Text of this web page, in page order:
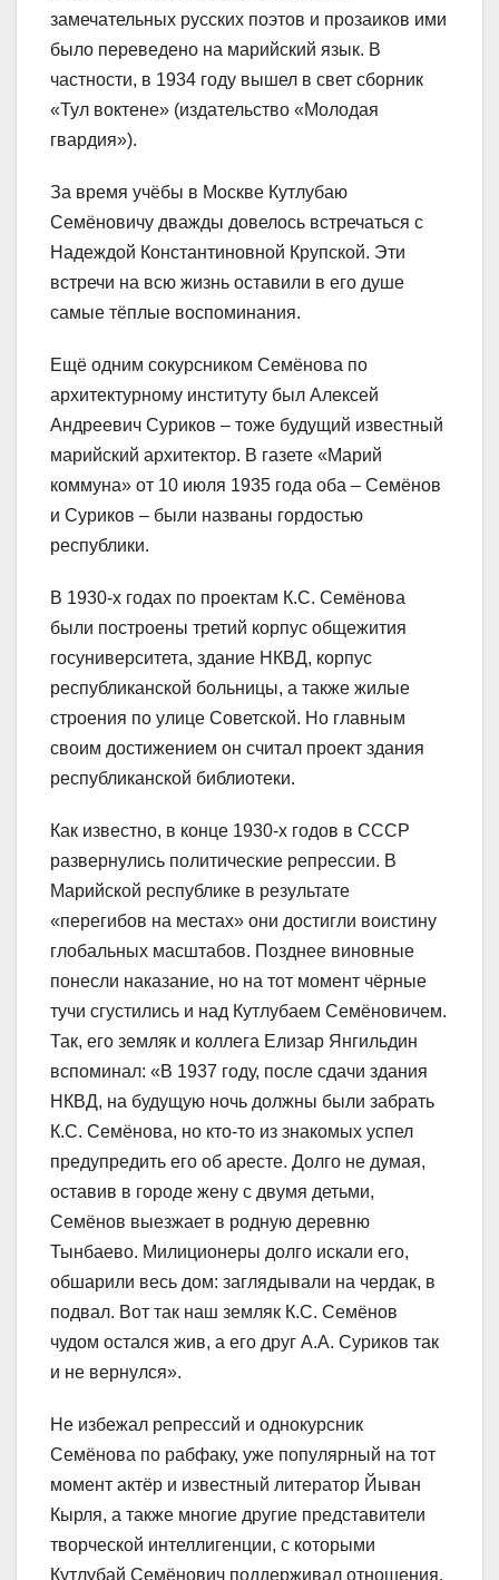
замечательных русских поэтов и прозаиков ими
было переведено на марийский язык. В
частности, в 1934 году вышел в свет сборник
«Тул воктене» (издательство «Молодая
гвардия»).
За время учёбы в Москве Кутлубаю
Семёновичу дважды довелось встречаться с
Надеждой Константиновной Крупской. Эти
встречи на всю жизнь оставили в его душе
самые тёплые воспоминания.
Ещё одним сокурсником Семёнова по
архитектурному институту был Алексей
Андреевич Суриков – тоже будущий известный
марийский архитектор. В газете «Марий
коммуна» от 10 июля 1935 года оба – Семёнов
и Суриков – были названы гордостью
республики.
В 1930-х годах по проектам К.С. Семёнова
были построены третий корпус общежития
госуниверситета, здание НКВД, корпус
республиканской больницы, а также жилые
строения по улице Советской. Но главным
своим достижением он считал проект здания
республиканской библиотеки.
Как известно, в конце 1930-х годов в СССР
развернулись политические репрессии. В
Марийской республике в результате
«перегибов на местах» они достигли воистину
глобальных масштабов. Позднее виновные
понесли наказание, но на тот момент чёрные
тучи сгустились и над Кутлубаем Семёновичем.
Так, его земляк и коллега Елизар Янгильдин
вспоминал: «В 1937 году, после сдачи здания
НКВД, на будущую ночь должны были забрать
К.С. Семёнова, но кто-то из знакомых успел
предупредить его об аресте. Долго не думая,
оставив в городе жену с двумя детьми,
Семёнов выезжает в родную деревню
Тынбаево. Милиционеры долго искали его,
обшарили весь дом: заглядывали на чердак, в
подвал. Вот так наш земляк К.С. Семёнов
чудом остался жив, а его друг А.А. Суриков так
и не вернулся».
Не избежал репрессий и однокурсник
Семёнова по рабфаку, уже популярный на тот
момент актёр и известный литератор Йыван
Кырля, а также многие другие представители
творческой интеллигенции, с которыми
Кутлубай Семёнович поддерживал отношения.